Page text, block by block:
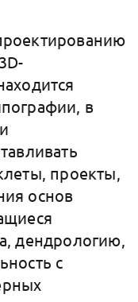
в
проекты,
основ
дендрологию,
с